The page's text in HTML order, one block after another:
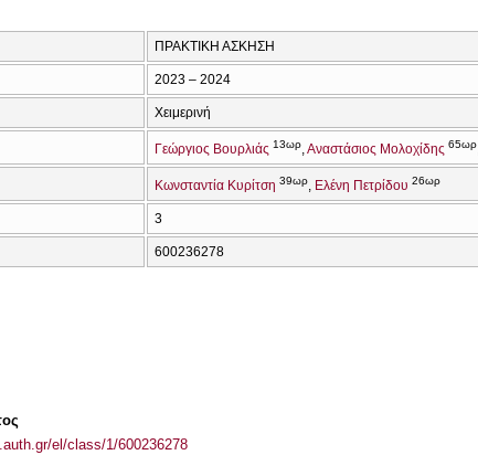
ΠΡΑΚΤΙΚΗ ΑΣΚΗΣΗ
2023 – 2024
Χειμερινή
Γεώργιος Βουρλιάς 13ωρ Αναστάσιος Μολοχίδης 65ωρ
Κωνσταντία Κυρίτση 39ωρ Ελένη Πετρίδου 26ωρ
3
600236278
el/class/1/600236278